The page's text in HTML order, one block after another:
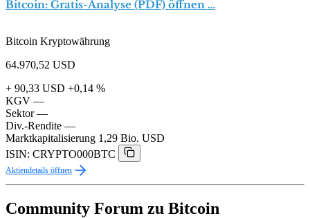
Bitcoin: Gratis-Analyse (PDF) öffnen …
Bitcoin Kryptowährung
64.970,52 USD
+ 90,33 USD +0,14 %
KGV —
Sektor —
Div.-Rendite —
Marktkapitalisierung 1,29 Bio. USD
ISIN: CRYPTO000BTC
Aktiendetails öffnen
Community Forum zu Bitcoin